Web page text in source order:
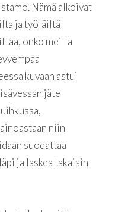
Nämä alkoivat
ja työläiltä
onko meillä
kuvaan astui
jäte
niin
suodattaa
ja laskea takaisin